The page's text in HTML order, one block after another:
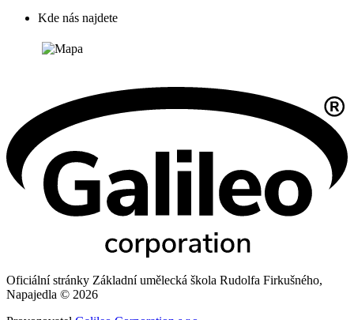
Kde nás najdete
Oficiální stránky Základní umělecká škola Rudolfa Firkušného,
Napajedla © 2026